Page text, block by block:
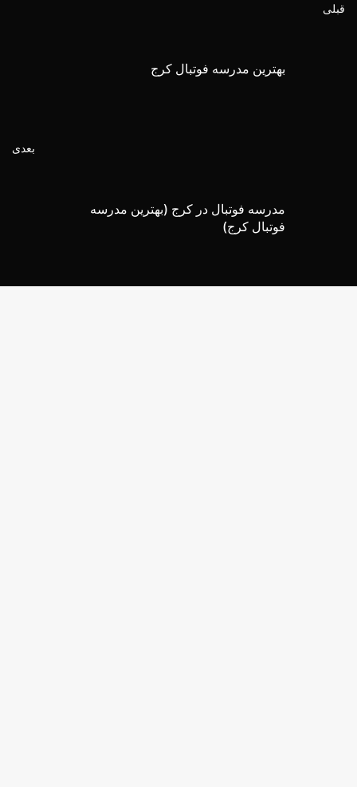
قبلی
بهترین مدرسه فوتبال کرج
بعدی
مدرسه فوتبال در کرج (بهترین مدرسه
فوتبال کرج)